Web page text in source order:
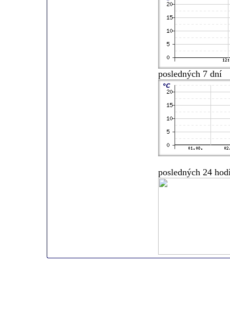
posledných 7 dní
posledných 24